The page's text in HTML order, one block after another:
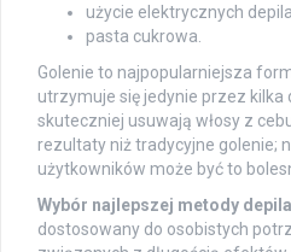
użycie elektrycznych
pasta cukrowa.
Golenie to najpopularniejsza
utrzymuje się jedynie przez kilka
skuteczniej usuwają włosy z
rezultaty niż tradycyjne golenie;
użytkowników może być to
Wybór najlepszej metody
dostosowany do osobistych